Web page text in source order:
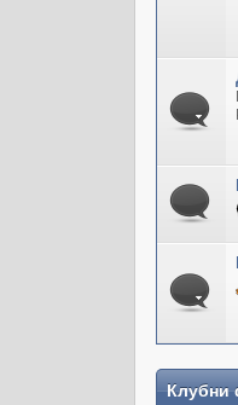
Клубни